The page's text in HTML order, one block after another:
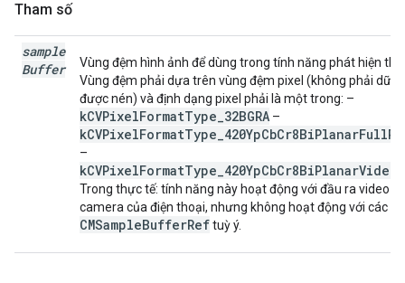
Tham số
sample
Buffer
Vùng đệm hình ảnh để dùng trong tính năng phát hiện thị
Vùng đệm phải dựa trên vùng đệm pixel (không phải dữ
được nén) và định dạng pixel phải là một trong: –
kCVPixelFormatType_32BGRA –
–
Trong thực tế: tính năng này hoạt động với đầu ra video
camera của điện thoại, nhưng không hoạt động với các
CMSampleBufferReftuỳ ý.